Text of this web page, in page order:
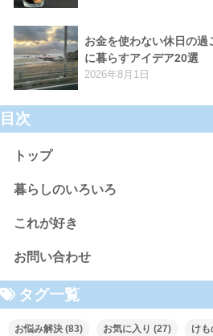
お金を使わない休日の
に暮らすアイデア20選
2026年8月1日
目次
トップ
暮らしのいろいろ
これが好き
お問い合わせ
タグ一覧
お悩み解決 (83) お気に入り (27) け